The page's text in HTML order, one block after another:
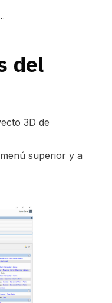
del
3D de
superior y a